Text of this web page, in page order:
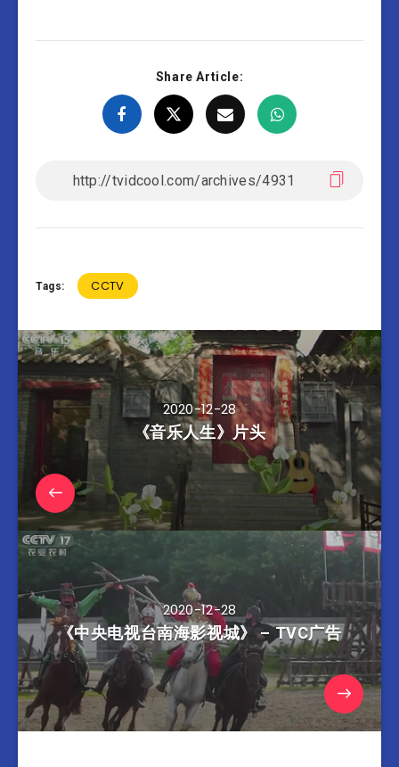
Share Article:
Tags: CCTV
2020-12-28
《音乐人生》片头
2020-12-28
《中央电视台南海影视城》 – TVC广告